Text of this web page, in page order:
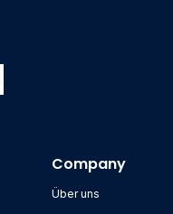
Company
Über uns